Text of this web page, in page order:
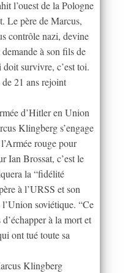
l’ouest de la Pologne
Le père de Marcus,
contrôle nazi, devine
à son fils de
survivre, c’est toi.
21 ans rejoint
d’Hitler en Union
Klingberg s’engage
rouge pour
Ian Brossat, c’est le
la “fidélité
à l’URSS et son
soviétique. “Ce
à la mort et
ont tué toute sa
Klingberg